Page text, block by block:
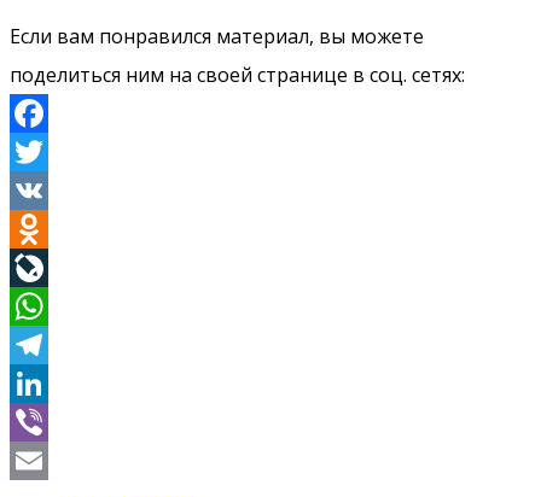
Если вам понравился материал, вы можете
поделиться ним на своей странице в соц. сетях:
Facebook
Twitter
VK
Odnoklassniki
LiveJournal
WhatsApp
Telegram
LinkedIn
Viber